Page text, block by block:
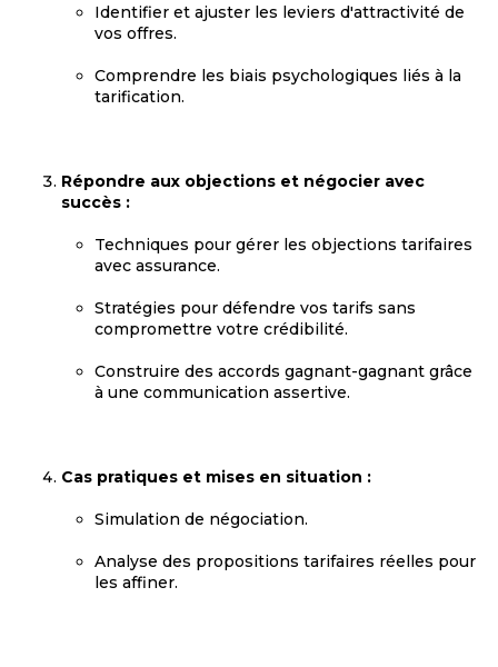
Identifier et ajuster les leviers d'attractivité de
vos offres.
Comprendre les biais psychologiques liés à la
tarification.
Répondre aux objections et négocier avec
succès :
Techniques pour gérer les objections tarifaires
avec assurance.
Stratégies pour défendre vos tarifs sans
compromettre votre crédibilité.
Construire des accords gagnant-gagnant grâce
à une communication assertive.
Cas pratiques et mises en situation :
Simulation de négociation.
Analyse des propositions tarifaires réelles pour
les affiner.